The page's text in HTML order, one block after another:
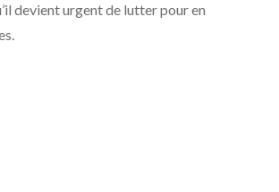
devient urgent de lutter pour en